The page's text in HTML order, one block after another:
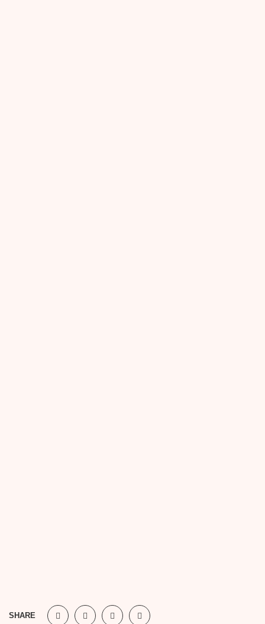
SHARE